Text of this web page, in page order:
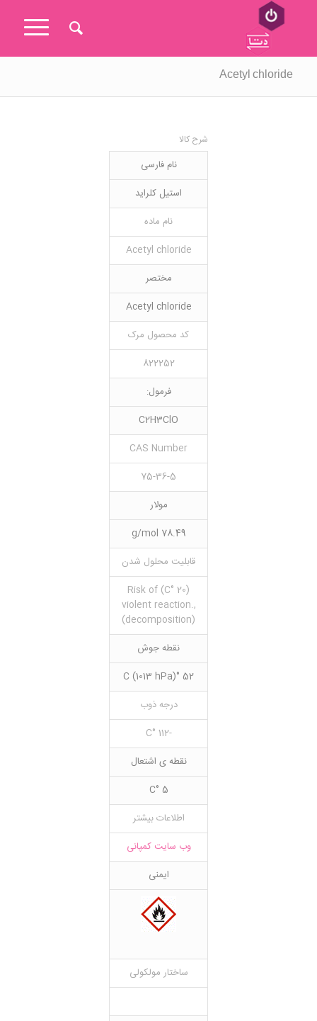
Acetyl chloride
شرح کالا
نام فارسی
استیل کلراید
نام ماده
Acetyl chloride
مختصر
Acetyl chloride
کد محصول مرک
822252
فرمول:
C2H3ClO
CAS Number
75-36-5
مولار
78.49 g/mol
قابلیت محلول شدن
(20 °C) Risk of
violent reaction.,
(decomposition)
نقطه جوش
52 °C (1013 hPa)
درجه ذوب
-112 °C
نقطه ی اشتعال
5 °C
اطلاعات بیشتر
وب سایت کمپانی
ایمنی
ساختار مولکولی